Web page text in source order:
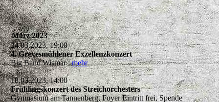
März 2023
24.03.2023, 19:00
4. Grevesmühlener Exzellenzkonzert
Big Band Wismarmehr
18.03.2023, 14:00
Frühlingskonzert des Streichorchesters
Gymnasium am Tannenberg, Foyer Eintritt frei, Spende